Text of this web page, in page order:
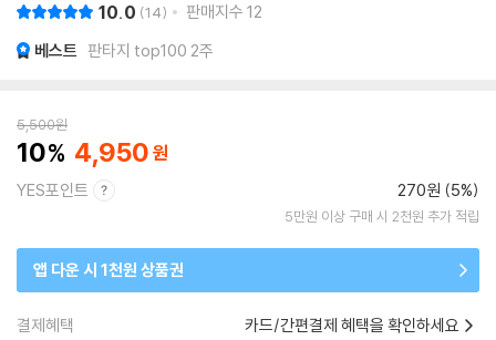
10.0 14 판매지수 12
베스트 판타지 top100 2주
5,500원
10 4,950
YES포인트 270원 (5%)
5만원 이상 구매 시 2천원 추가 적립
앱 다운 시 1천원 상품권
결제혜택 카드/간편결제 혜택을 확인하세요